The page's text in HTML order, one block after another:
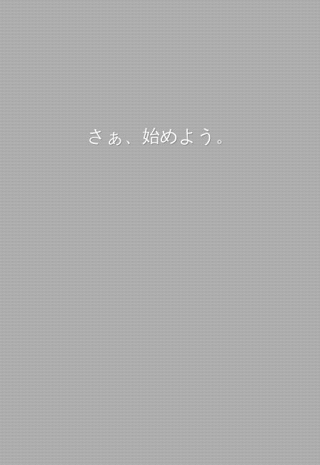
さぁ、始めよう。